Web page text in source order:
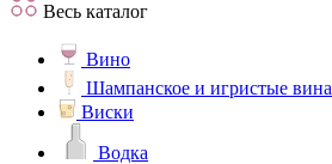
Весь каталог
Вино
Шампанское и игристые вина
Виски
Водка